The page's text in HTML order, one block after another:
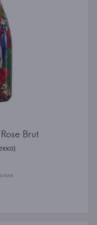
Brut